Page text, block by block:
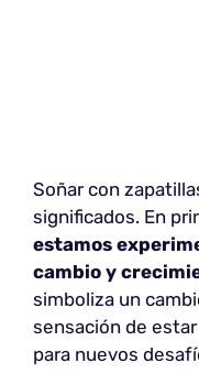
Soñar con
significados. En
estamos
cambio y
simboliza un
sensación de
para nuevos